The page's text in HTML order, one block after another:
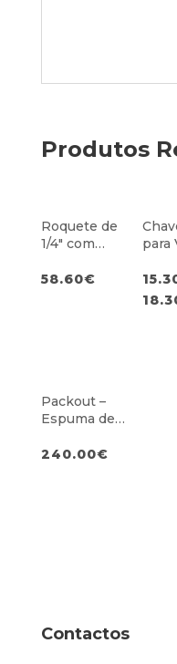
Produtos
Roquete de
1/4″ com
Articulada de
58.60€
para
Packout –
Espuma de
Caixa, Chaves
240.00€
Contactos